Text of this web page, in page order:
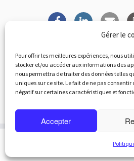
Gérer le
Pour offrir les meilleures expériences, nous
stocker et/ou accéder aux informations des
nous permettra de traiter des données telles
uniques sur ce site. Le fait de ne pas
négatif sur certaines caractéristiques et
Accepter